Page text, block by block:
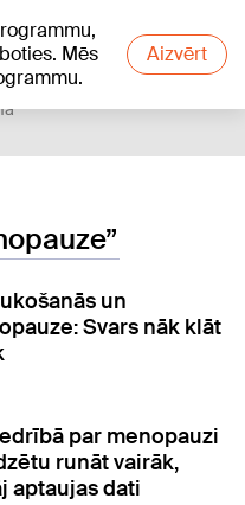
Mēs
Aizvērt
un
Svars nāk klāt
par menopauzi
runāt vairāk,
aptaujas dati